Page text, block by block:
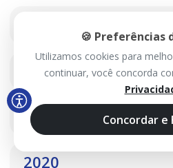
2022
2021
2020
🍪 Preferências
Utilizamos cookies para
continuar, você concorda
Concordar e